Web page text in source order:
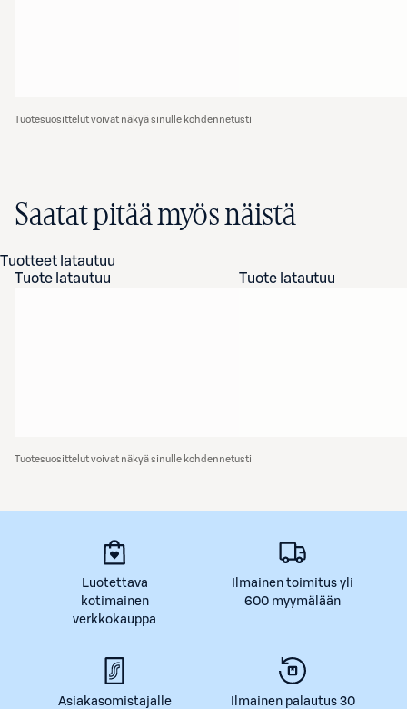
Tuotesuosittelut voivat näkyä sinulle kohdennetusti
Saatat pitää myös näistä
Tuotteet latautuu
Tuote latautuu
Tuote latautuu
Tuotesuosittelut voivat näkyä sinulle kohdennetusti
Luotettava
kotimainen
verkkokauppa
Ilmainen toimitus yli
600 myymälään
Asiakasomistajalle
Ilmainen palautus 30